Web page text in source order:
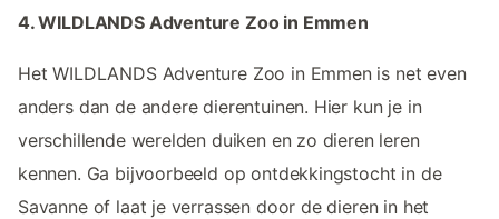
4. WILDLANDS Adventure Zoo in Emmen
Het WILDLANDS Adventure Zoo in Emmen is net even
anders dan de andere dierentuinen. Hier kun je in
verschillende werelden duiken en zo dieren leren
kennen. Ga bijvoorbeeld op ontdekkingstocht in de
Savanne of laat je verrassen door de dieren in het